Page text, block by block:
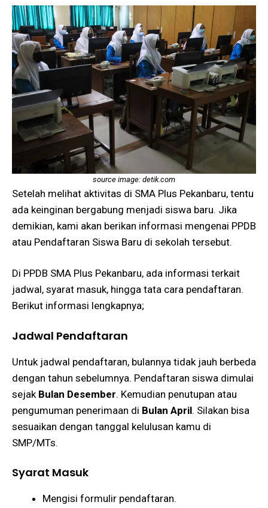
source image: detik.com
Setelah melihat aktivitas di SMA Plus Pekanbaru, tentu
ada keinginan bergabung menjadi siswa baru. Jika
demikian, kami akan berikan informasi mengenai PPDB
atau Pendaftaran Siswa Baru di sekolah tersebut.
Di PPDB SMA Plus Pekanbaru, ada informasi terkait
jadwal, syarat masuk, hingga tata cara pendaftaran.
Berikut informasi lengkapnya;
Jadwal Pendaftaran
Untuk jadwal pendaftaran, bulannya tidak jauh berbeda
dengan tahun sebelumnya. Pendaftaran siswa dimulai
sejak Bulan Desember. Kemudian penutupan atau
pengumuman penerimaan di Bulan April. Silakan bisa
sesuaikan dengan tanggal kelulusan kamu di
SMP/MTs.
Syarat Masuk
Mengisi formulir pendaftaran.